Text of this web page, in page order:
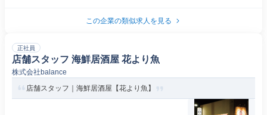
この企業の類似求人を見る
正社員
店舗スタッフ 海鮮居酒屋 花より魚
株式会社balance
店舗スタッフ｜海鮮居酒屋【花より魚】